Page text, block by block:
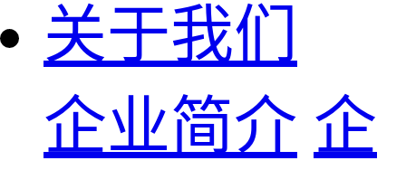
关于我们
企业简介 企